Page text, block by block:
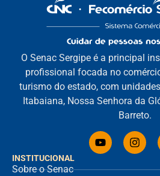
INSTITUCIONAL
Sobre o Senac
O Senac Sergipe é a principal
profissional focada no
turismo do estado, com
Itabaiana, Nossa Senhora da
Barreto.